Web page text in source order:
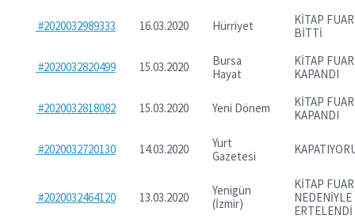
#2020032989333 16.03.2020 Hürriyet
KİTAP
BİTTİ
#2020032820499 15.03.2020
Bursa
Hayat
KİTAP
KAPANDI
#2020032818082 15.03.2020 Yeni Dönem
KİTAP
KAPANDI
#2020032720130 14.03.2020
Yurt
Gazetesi
#2020032464120 13.03.2020
Yenigün
(İzmir)
KİTAP
NEDENİYLE
ERTELENDİ